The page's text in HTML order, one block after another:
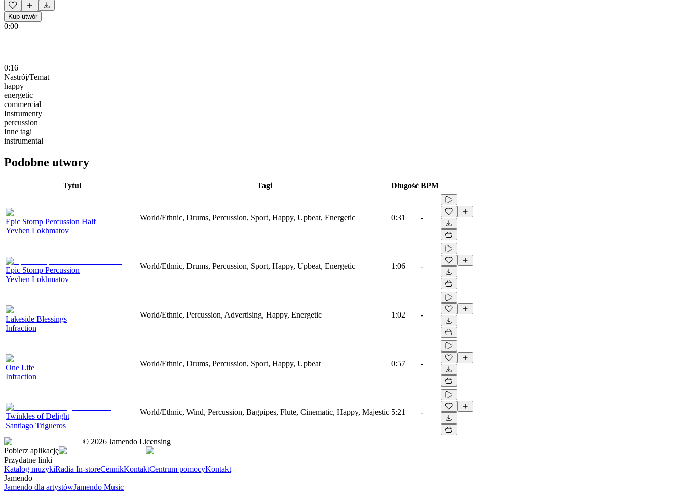
Kup utwór
0:00
0:16
Nastrój/Temat
happy
energetic
commercial
Instrumenty
percussion
Inne tagi
instrumental
Podobne utwory
Tytuł Tagi Długość BPM
Epic Stomp Percussion Half
Yevhen Lokhmatov
World/Ethnic, Drums, Percussion, Sport, Happy, Upbeat, Energetic 0:31 -
Epic Stomp Percussion
Yevhen Lokhmatov
World/Ethnic, Drums, Percussion, Sport, Happy, Upbeat, Energetic 1:06 -
Lakeside Blessings
Infraction
World/Ethnic, Percussion, Advertising, Happy, Energetic 1:02 -
One Life
Infraction
World/Ethnic, Drums, Percussion, Sport, Happy, Upbeat 0:57 -
Twinkles of Delight
Santiago Trigueros
World/Ethnic, Wind, Percussion, Bagpipes, Flute, Cinematic, Happy, Majestic 5:21 -
© 2026 Jamendo Licensing
Pobierz aplikację
Przydatne linki
Katalog muzykiRadia In-storeCennikKontaktCentrum pomocyKontakt
Jamendo
Jamendo dla artystówJamendo Music